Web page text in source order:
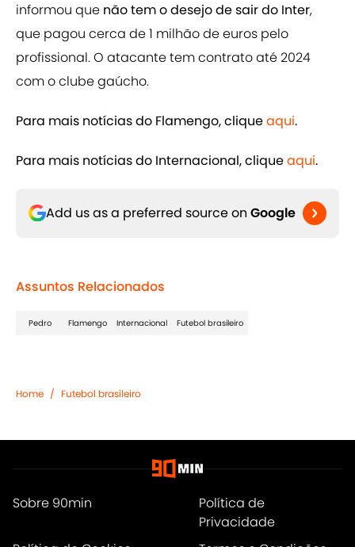
informou que não tem o desejo de sair do Inter,
que pagou cerca de 1 milhão de euros pelo
profissional. O atacante tem contrato até 2024
com o clube gaúcho.
Para mais notícias do Flamengo, cliqueaqui.
Para mais notícias do Internacional, cliqueaqui.
Add us as a preferred source on Google
Assuntos Relacionados
Pedro Flamengo Internacional Futebol brasileiro
Home / Futebol brasileiro
Sobre 90min
Política de
Privacidade